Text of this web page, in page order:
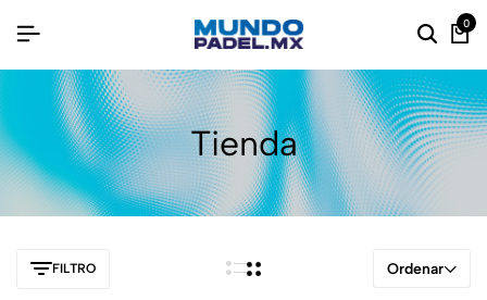
0
Tienda
FILTRO Ordenar